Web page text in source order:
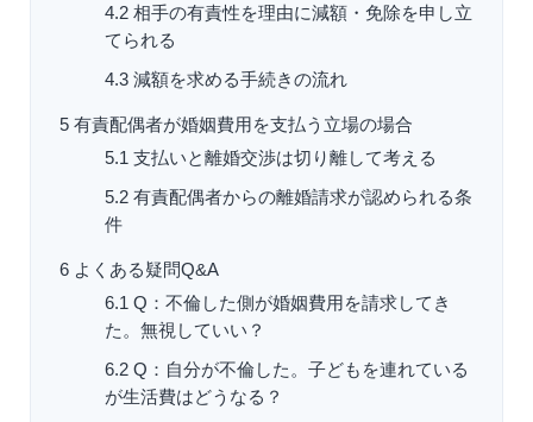
4.2 相手の有責性を理由に減額・免除を申し立
てられる
4.3 減額を求める手続きの流れ
5 有責配偶者が婚姻費用を支払う立場の場合
5.1 支払いと離婚交渉は切り離して考える
5.2 有責配偶者からの離婚請求が認められる条
件
6 よくある疑問Q&A
6.1 Q：不倫した側が婚姻費用を請求してき
た。無視していい？
6.2 Q：自分が不倫した。子どもを連れている
が生活費はどうなる？